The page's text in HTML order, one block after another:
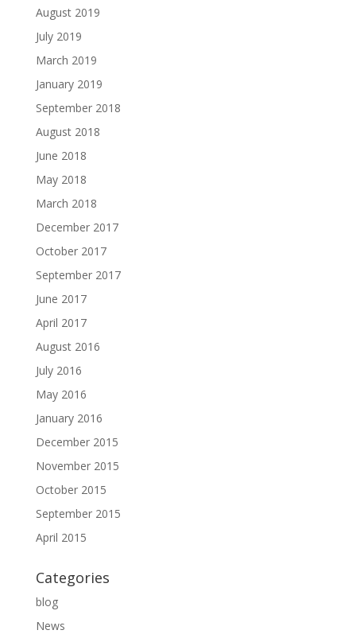
August 2019
July 2019
March 2019
January 2019
September 2018
August 2018
June 2018
May 2018
March 2018
December 2017
October 2017
September 2017
June 2017
April 2017
August 2016
July 2016
May 2016
January 2016
December 2015
November 2015
October 2015
September 2015
April 2015
Categories
blog
News